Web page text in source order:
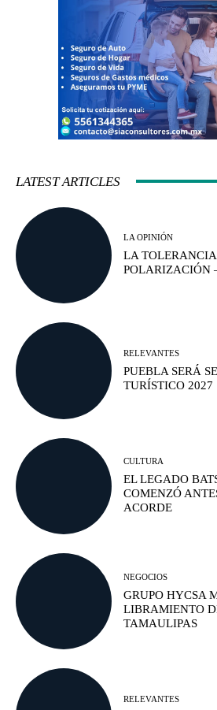
LATEST ARTICLES
LA OPINIÓN
LA
POLARIZACIÓN
RELEVANTES
PUEBLA SERÁ
TURÍSTICO 2027
CULTURA
EL LEGADO
COMENZÓ
ACORDE
NEGOCIOS
GRUPO HYCSA
LIBRAMIENTO
TAMAULIPAS
RELEVANTES